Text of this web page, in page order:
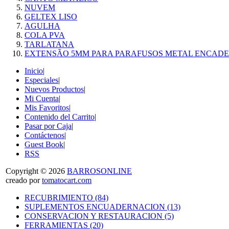
NUVEM
GELTEX LISO
AGULHA
COLA PVA
TARLATANA
EXTENSÃO 5MM PARA PARAFUSOS METAL
Inicio|
Especiales|
Nuevos Productos|
Mi Cuenta|
Mis Favoritos|
Contenido del Carrito|
Pasar por Caja|
Contáctenos|
Guest Book|
RSS
Copyright © 2026 BARROSONLINE
creado portomatocart.com
RECUBRIMIENTO (84)
SUPLEMENTOS ENCUADERNACION (13)
CONSERVACION Y RESTAURACION (5)
FERRAMIENTAS (20)